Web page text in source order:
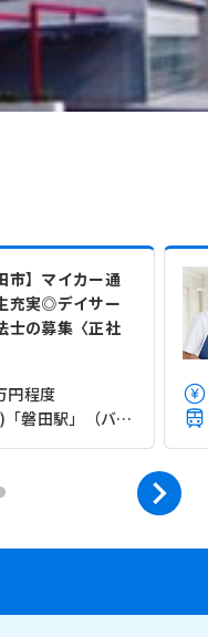
市】マイカー通
充実◎デイサー
士の募集〈正社
円程度
ＪＲ東海道本線(東京－熱海)「磐田駅」（バス・車6分）